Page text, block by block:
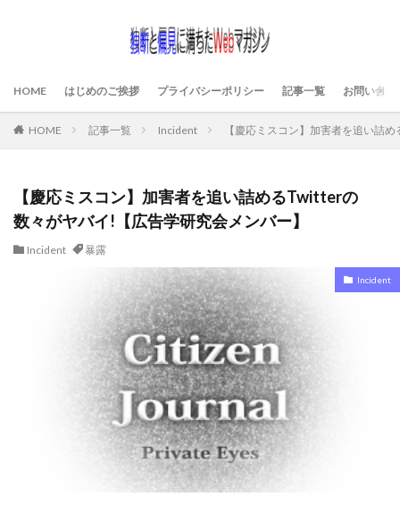
HOME はじめのご挨拶 プライバシーポリシー 記事一覧 お問い合わ
HOME 記事一覧 Incident 【慶応ミスコン】加害者を追い詰
【慶応ミスコン】加害者を追い詰めるTwitterの
数々がヤバイ!【広告学研究会メンバー】
Incident 暴露
Incident